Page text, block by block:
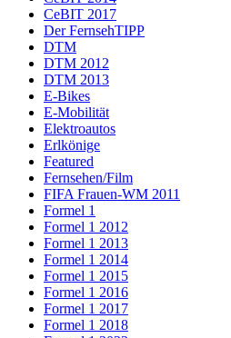
CeBIT 2017
Der FernsehTIPP
DTM
DTM 2012
DTM 2013
E-Bikes
E-Mobilität
Elektroautos
Erlkönige
Featured
Fernsehen/Film
FIFA Frauen-WM 2011
Formel 1
Formel 1 2012
Formel 1 2013
Formel 1 2014
Formel 1 2015
Formel 1 2016
Formel 1 2017
Formel 1 2018